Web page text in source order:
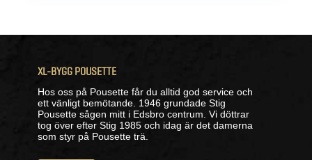
XL-BYGG POUSETTE
Hos oss på Pousette får du alltid god service och
ett vänligt bemötande. 1946 grundade Stig
Pousette sågen mitt i Edsbro centrum. Vi döttrar
tog över efter Stig 1985 och idag är det damerna
som styr på Pousette trä.